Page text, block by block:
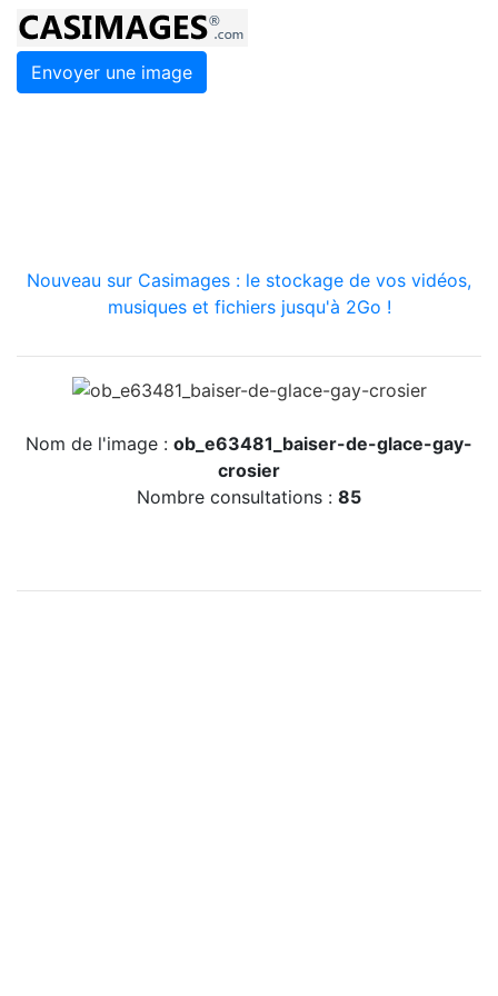
Envoyer une image
Nouveau sur Casimages : le stockage de vos vidéos,
musiques et fichiers jusqu'à 2Go !
Nom de l'image : ob_e63481_baiser-de-glace-gay-
crosier
Nombre consultations : 85